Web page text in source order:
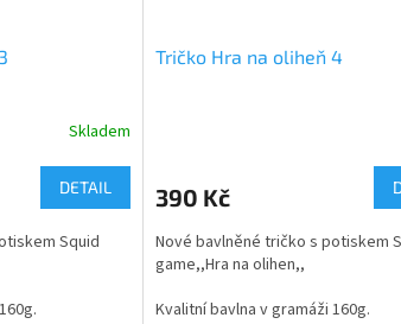
Skladem
DETAIL
Squid
Tričko Hra na oliheň 4
390 Kč
Nové bavlněné tričko s potiskem
game,,Hra na olihen,,
Kvalitní bavlna v gramáži 160g.